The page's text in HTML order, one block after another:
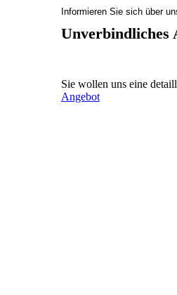
Informieren Sie sich über
Unverbindliches
Sie wollen uns eine
Angebot